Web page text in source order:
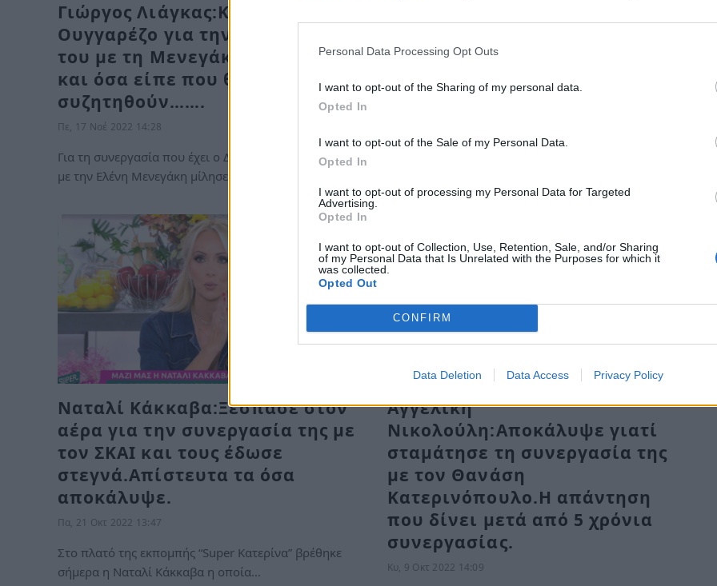
Personal Data Processing Opt Outs
I want to opt-out of the Sharing of my personal data.
Opted In
I want to opt-out of the Sale of my Personal Data.
Opted In
I want to opt-out of processing my Personal Data for Targeted
Advertising.
Opted In
I want to opt-out of Collection, Use, Retention, Sale, and/or Sharing
of my Personal Data that Is Unrelated with the Purposes for which it
was collected.
Opted Out
CONFIRM
Data Deletion Data Access Privacy Policy
Γιώργος Λιάγκας:Καρφώνει τον
Ουγγαρέζο για την συνεργασία
του με τη Μενεγάκη.Οι αιχμές
και όσα είπε που θα
συζητηθούν…….
Πε, 17 Νοέ 2022 14:28
Για τη συνεργασία που έχει ο Δημήτρης Ουγγαρέζος
με την Ελένη Μενεγάκη μίλησε…
Σκορδά-Λιάγκα.Πέρασα
άσχημα……
“Είχα φύγει. Δεν μου αρέσει να μένω κάπου, που εγώ
Ναταλί Κάκκαβα:Ξέσπασε στον
αέρα για την συνεργασία της με
τον ΣΚΑΙ και τους έδωσε
στεγνά.Απίστευτα τα όσα
αποκάλυψε.
Πα, 21 Οκτ 2022 13:47
Στο πλατό της εκπομπής “Super Κατερίνα” βρέθηκε
σήμερα η Ναταλί Κάκκαβα η οποία…
Αγγελική
Νικολούλη:Αποκάλυψε γιατί
σταμάτησε τη συνεργασία της
με τον Θανάση
Κατερινόπουλο.Η απάντηση
που δίνει μετά από 5 χρόνια
συνεργασίας.
Κυ, 9 Οκτ 2022 14:09